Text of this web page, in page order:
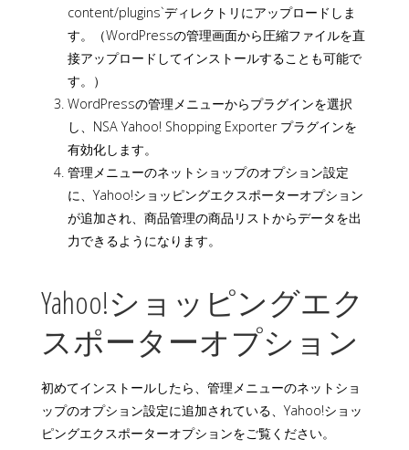
content/plugins`ディレクトリにアップロードしま
す。（WordPressの管理画面から圧縮ファイルを直
接アップロードしてインストールすることも可能で
す。）
WordPressの管理メニューからプラグインを選択
し、NSA Yahoo! Shopping Exporter プラグインを
有効化します。
管理メニューのネットショップのオプション設定
に、Yahoo!ショッピングエクスポーターオプション
が追加され、商品管理の商品リストからデータを出
力できるようになります。
Yahoo!ショッピングエク
スポーターオプション
初めてインストールしたら、管理メニューのネットショ
ップのオプション設定に追加されている、Yahoo!ショッ
ピングエクスポーターオプションをご覧ください。